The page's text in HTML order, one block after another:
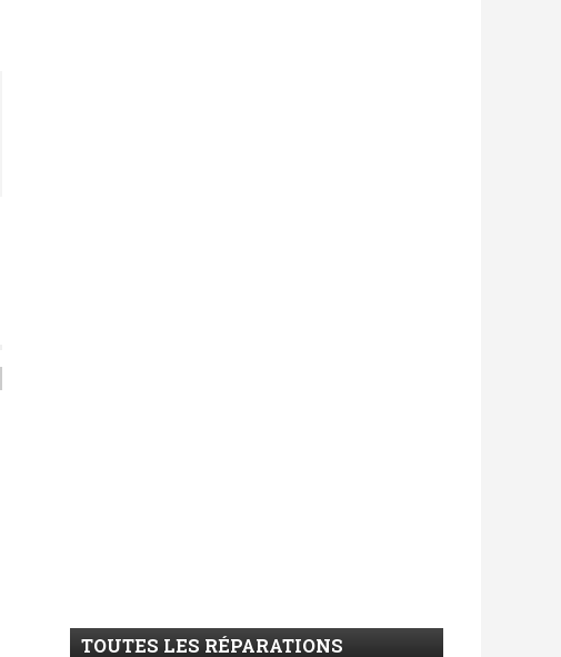
TOUTES LES RÉPARATIONS